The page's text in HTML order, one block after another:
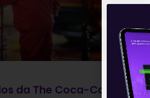
da The Coca-Cola